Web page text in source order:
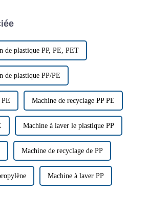
est
de plastique PP, PE, PET
de plastique PP/PE
Machine de recyclage PP PE
Machine à laver le plastique PP
Machine de recyclage de PP
Machine à laver PP